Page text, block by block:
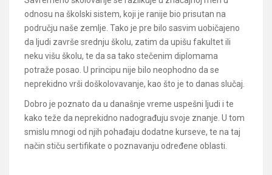
odnosu na školski sistem, koji je ranije bio prisutan na
području naše zemlje. Tako je pre bilo sasvim uobičajeno
da ljudi završe srednju školu, zatim da upišu fakultet ili
neku višu školu, te da sa tako stečenim diplomama
potraže posao. U principu nije bilo neophodno da se
neprekidno vrši doškolovavanje, kao što je to danas slučaj.
Dobro je poznato da u današnje vreme uspešni ljudi i te
kako teže da neprekidno nadograđuju svoje znanje. U tom
smislu mnogi od njih pohađaju dodatne kurseve, te na taj
način stiču sertifikate o poznavanju određene oblasti.